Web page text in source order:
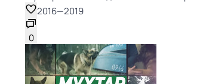
2016—2019
0